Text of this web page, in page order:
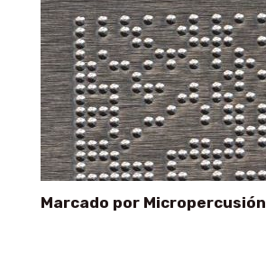
Marcado por Micropercusión